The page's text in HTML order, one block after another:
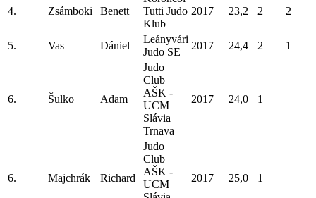
4. Zsámboki Benett
Tutti Judo
Klub
2017 23,2 2 2
5. Vas Dániel
Leányvári
Judo SE
2017 24,4 2 1
6. Šulko Adam
Judo
Club
AŠK -
UCM
Slávia
Trnava
2017 24,0 1
6. Majchrák Richard
Judo
Club
AŠK -
UCM
2017 25,0 1